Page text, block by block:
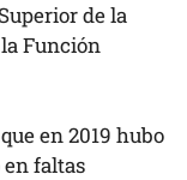
de la
Función
en 2019 hubo
faltas